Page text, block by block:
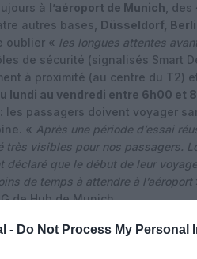
- Do Not Process My Personal
à l’aéroport de Munich , des
autres bases, Düsseldorf,
oublier « les longues attentes
de sécurité (signalisés Smart
à proximité (au centre du T2)
lundi au vendredi entre 6h00 et
les passagers doivent voyager
« Après une période d’essai
visibles pour nos passagers.
déclaré que le début de leur
de temps à attendre à l’aéroport
de Hub de Munich.